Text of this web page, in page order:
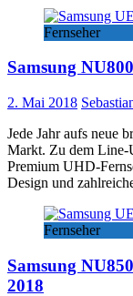
Fernseher
Samsung
2. Mai 2018
Jede Jahr aufs neue
Markt. Zu dem Line-
Premium UHD-
Design und
Fernseher
Samsung
2018